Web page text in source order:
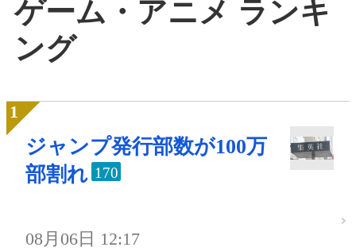
ゲーム・アニメ ランキ
ング
ジャンプ発行部数が100万
部割れ 170
08月06日 12:17